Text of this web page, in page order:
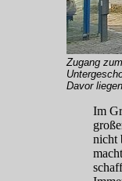
Zugang
Davor
Im
nicht